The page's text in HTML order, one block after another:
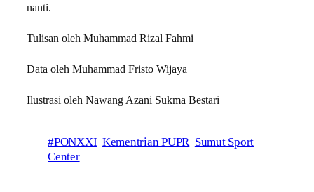
nanti.
Tulisan oleh Muhammad Rizal Fahmi
Data oleh Muhammad Fristo Wijaya
Ilustrasi oleh Nawang Azani Sukma Bestari
#PONXXI Kementrian PUPR Sumut Sport
Center